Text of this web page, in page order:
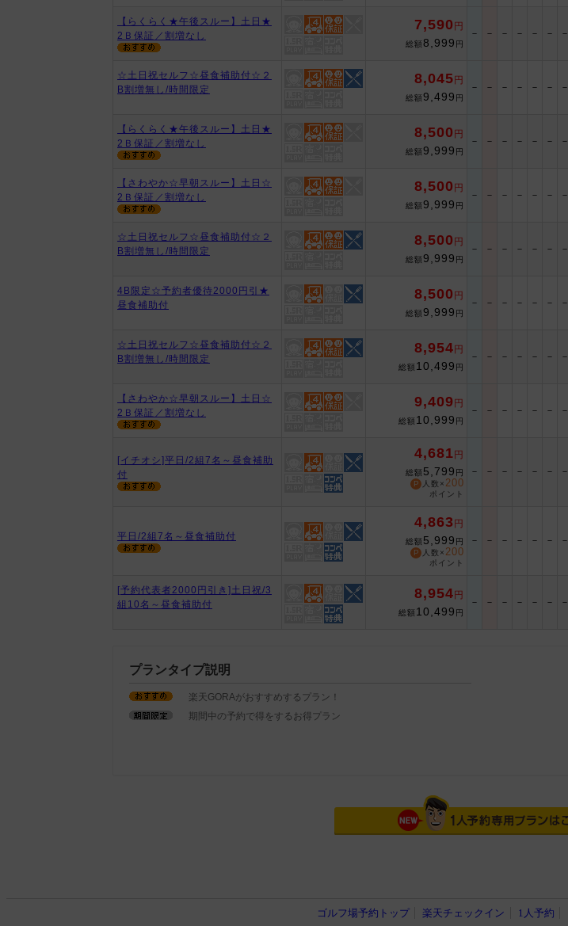
【らくらく★午後スルー】土日★
2Ｂ保証／割増なし
7,590 円
総額8,999 円
－ － － － － － －
☆土日祝セルフ☆昼食補助付☆２
B割増無し/時間限定
8,045 円
総額 9,499 円
－ － － － － － －
【らくらく★午後スルー】土日★
2Ｂ保証／割増なし
8,500 円
総額 9,999 円
－ － － － － － －
【さわやか☆早朝スルー】土日☆
2Ｂ保証／割増なし
8,500 円
総額 9,999 円
－ － － － － － －
☆土日祝セルフ☆昼食補助付☆２
B割増無し/時間限定
8,500 円
総額 9,999 円
－ － － － － － －
4B限定☆予約者優待2000円引★
昼食補助付
8,500 円
総額 9,999 円
－ － － － － － －
☆土日祝セルフ☆昼食補助付☆２
B割増無し/時間限定
8,954 円
総額 10,499 円
－ － － － － － －
【さわやか☆早朝スルー】土日☆
2Ｂ保証／割増なし
9,409 円
総額 10,999 円
－ － － － － － －
[イチオシ]平日/2組7名～昼食補助
付
4,681 円
総額 5,799 円
人数× 200
ポイント
－ － － － － － －
平日/2組7名～昼食補助付
4,863 円
総額 5,999 円
人数× 200
ポイント
－ － － － － － －
[予約代表者2000円引き]土日祝/3
組10名～昼食補助付
8,954 円
総額 10,499 円
－ － － － － － －
プランタイプ説明
楽天GORAがおすすめするプラン！
期間中の予約で得をするお得プラン
ゴルフ場予約トップ 楽天チェックイン 1人予約